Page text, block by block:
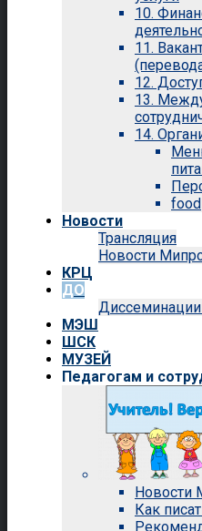
10.
11.
12.
13.
14.
food
Новости
Трансляция
Новости
КРЦ
ДО
МЭШ
ШСК
МУЗЕЙ
Педагогам и
Новости
Как